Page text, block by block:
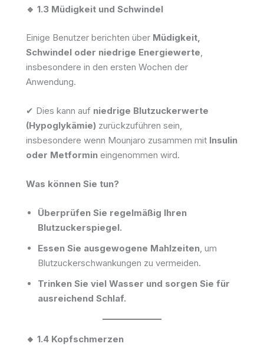
🔹 1.3 Müdigkeit und Schwindel
Einige Benutzer berichten über Müdigkeit,
Schwindel oder niedrige Energiewerte
insbesondere in den ersten Wochen der
Anwendung.
✔ Dies kann auf niedrige Blutzuckerwerte
(Hypoglykämie) zurückzuführen sein,
insbesondere wenn Mounjaro zusammen mit Insulin
oder Metformin eingenommen wird.
Was können Sie tun?
Überprüfen Sie regelmäßig Ihren
Blutzuckerspiegel.
Essen Sie ausgewogene Mahlzeiten , um
Blutzuckerschwankungen zu vermeiden.
Trinken Sie viel Wasser und sorgen Sie für
ausreichend Schlaf.
🔸 1.4 Kopfschmerzen